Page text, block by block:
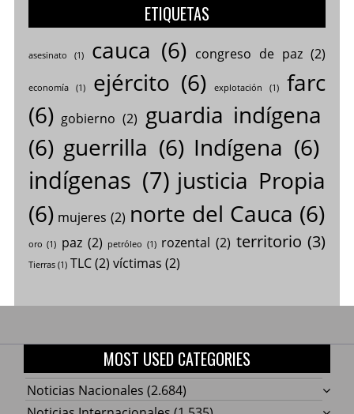
ETIQUETAS
asesinato (1) cauca (6) congreso de paz(2)
economía(1) ejército (6) explotación (1)
farc
(6) gobierno (2) guardia indígena
(6) guerrilla (6) Indígena (6)
indígenas (7) justicia Propia
(6) mujeres (2) norte del Cauca (6)
oro (1) paz (2) petróleo (1) rozental (2) territorio (3)
Tierras(1) TLC(2) víctimas (2)
MOST USED CATEGORIES
Noticias Nacionales (2.684)